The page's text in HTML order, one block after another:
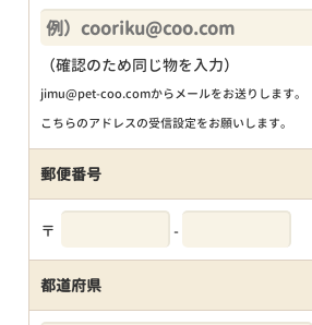
（確認のため同じ物を入力）
jimu@pet-coo.comからメールをお送りします。
こちらのアドレスの受信設定をお願いします。
郵便番号
〒 -
都道府県